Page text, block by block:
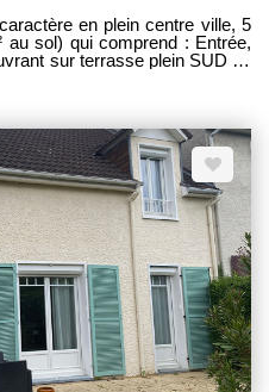
en plein centre ville, 5
qui comprend : Entrée,
sur terrasse plein SUD de
sa hauteur sous plafond et
de cachet. Pas de charge.
COMMODITES SUR
gare). PAS DE TRAVAUX à
appartement et maison, ce
TTC
honoraires :